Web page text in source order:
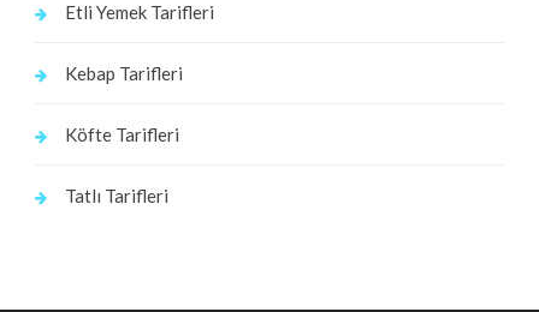
Etli Yemek Tarifleri
Kebap Tarifleri
Köfte Tarifleri
Tatlı Tarifleri